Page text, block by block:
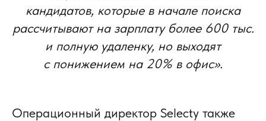
кандидатов, которые в начале поиска
рассчитывают на зарплату более 600 тыс.
и полную удаленку, но выходят
с понижением на 20% в офис».
Операционный директор Selecty также